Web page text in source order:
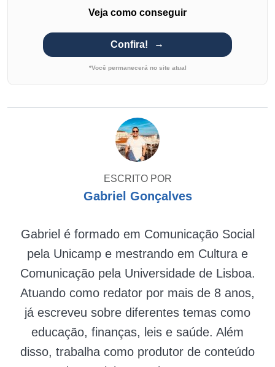
Veja como conseguir
Confira!
*Você permanecerá no site atual
ESCRITO POR
Gabriel Gonçalves
Gabriel é formado em Comunicação Social
pela Unicamp e mestrando em Cultura e
Comunicação pela Universidade de Lisboa.
Atuando como redator por mais de 8 anos,
já escreveu sobre diferentes temas como
educação, finanças, leis e saúde. Além
disso, trabalha como produtor de conteúdo